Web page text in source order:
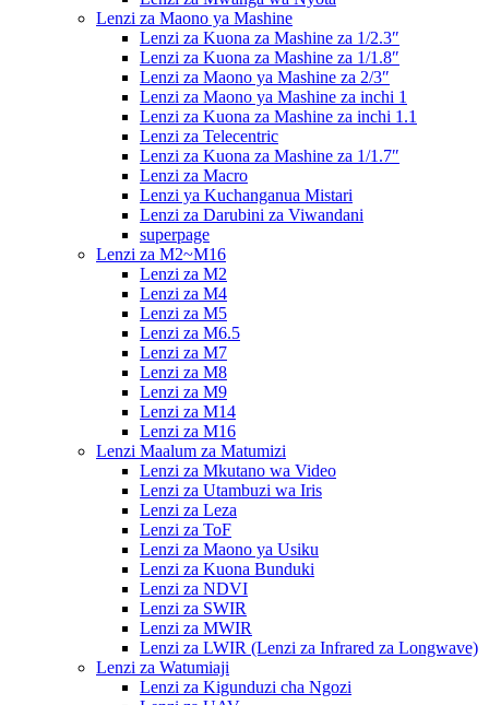
Lenzi za Maono ya Mashine
Lenzi za Kuona za Mashine za 1/2.3″
Lenzi za Kuona za Mashine za 1/1.8″
Lenzi za Maono ya Mashine za 2/3″
Lenzi za Maono ya Mashine za inchi 1
Lenzi za Kuona za Mashine za inchi 1.1
Lenzi za Telecentric
Lenzi za Kuona za Mashine za 1/1.7″
Lenzi za Macro
Lenzi ya Kuchanganua Mistari
Lenzi za Darubini za Viwandani
superpage
Lenzi za M2~M16
Lenzi za M2
Lenzi za M4
Lenzi za M5
Lenzi za M6.5
Lenzi za M7
Lenzi za M8
Lenzi za M9
Lenzi za M14
Lenzi za M16
Lenzi Maalum za Matumizi
Lenzi za Mkutano wa Video
Lenzi za Utambuzi wa Iris
Lenzi za Leza
Lenzi za ToF
Lenzi za Maono ya Usiku
Lenzi za Kuona Bunduki
Lenzi za NDVI
Lenzi za SWIR
Lenzi za MWIR
Lenzi za LWIR (Lenzi za Infrared za Longwave)
Lenzi za Watumiaji
Lenzi za Kigunduzi cha Ngozi